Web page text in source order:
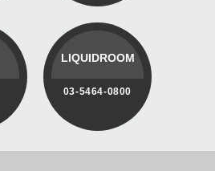
LIQUIDROOM
03-5464-0800